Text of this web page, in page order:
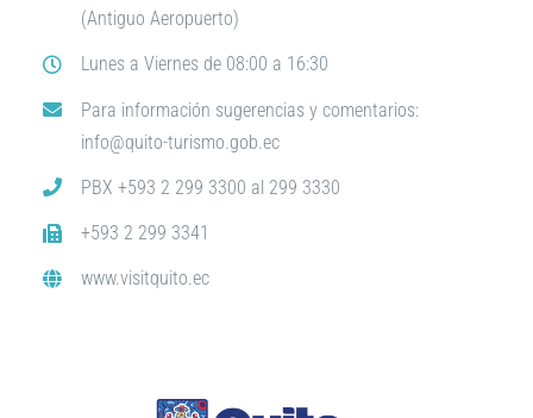
(Antiguo Aeropuerto)
Lunes a Viernes de 08:00 a 16:30
Para información sugerencias y comentarios:
info@quito-turismo.gob.ec
PBX +593 2 299 3300 al 299 3330
+593 2 299 3341
www.visitquito.ec